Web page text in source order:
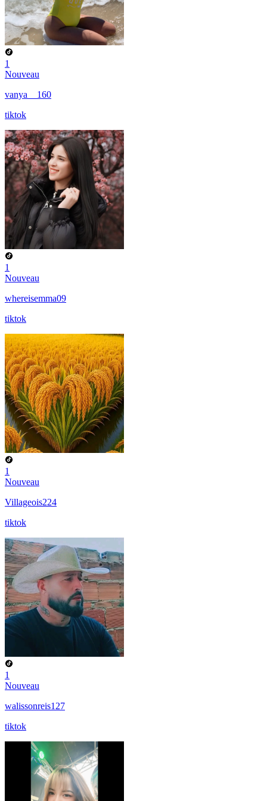
1
Nouveau
vanya__160
tiktok
1
Nouveau
whereisemma09
tiktok
1
Nouveau
Villageois224
tiktok
1
Nouveau
walissonreis127
tiktok